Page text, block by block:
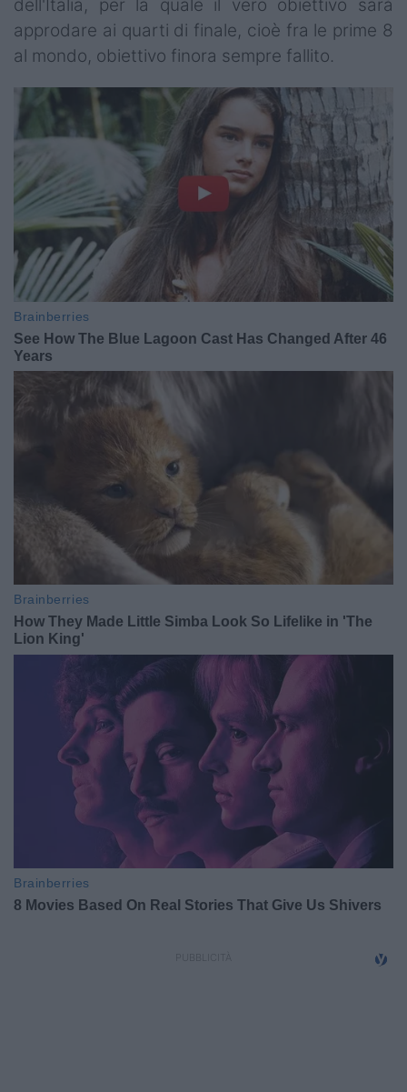
dell'Italia, per la quale il vero obiettivo sarà
approdare ai quarti di finale, cioè fra le prime 8
al mondo, obiettivo finora sempre fallito.